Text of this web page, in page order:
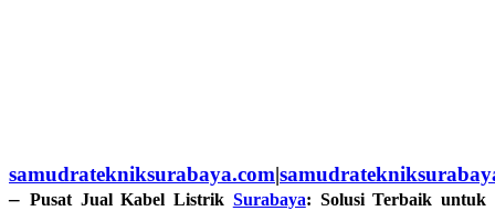
samudratekniksurabaya.com|
– Pusat Jual Kabel Listrik Surabaya: Solusi Terbaik untuk